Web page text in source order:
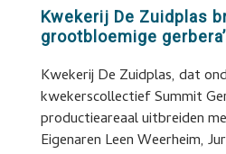
Kwekerij De Zuidplas
grootbloemige
Kwekerij De Zuidplas, dat
kwekerscollectief Summit
productieareaal uitbreiden
Eigenaren Leen Weerheim,